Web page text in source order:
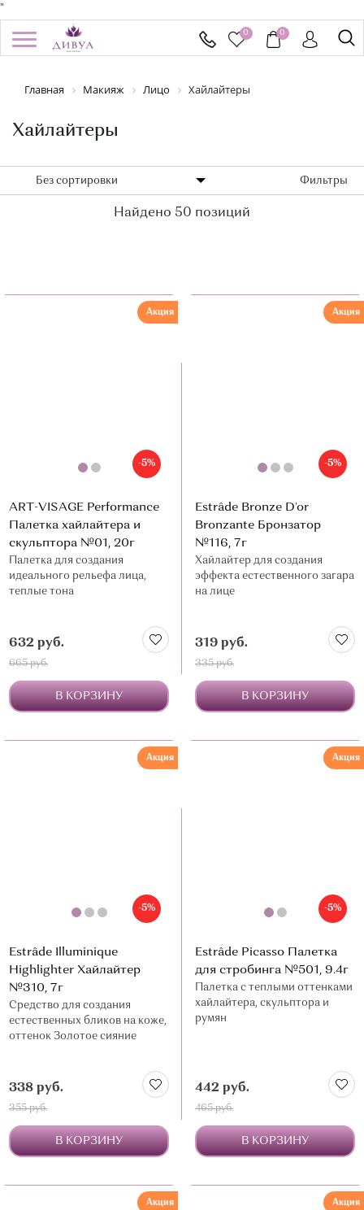
"
0 0
КАТАЛОГ
БРЕНДЫ
ПОДАРОЧНЫЕ СЕРТИФИКАТЫ
Здравствуйте! Что вы ищете?
Главная Макияж Лицо Хайлайтеры
Хайлайтеры
Фильтры
Без сортировки
Найдено 50 позиций
-5%
Акция
ART-VISAGE Performance
Палетка хайлайтера и
скульптора №01, 20г
Палетка для создания
идеального рельефа лица,
теплые тона
632 руб.
665 руб.
В КОРЗИНУ
-5%
Акция
Estrâde Bronze D'or
Bronzante Бронзатор
№116, 7г
Хайлайтер для создания
эффекта естественного загара
на лице
319 руб.
335 руб.
В КОРЗИНУ
-5%
Акция
Estrâde Illuminique
Highlighter Хайлайтер
№310, 7г
Средство для создания
естественных бликов на коже,
оттенок Золотое сияние
338 руб.
355 руб.
В КОРЗИНУ
-5%
Акция
Estrâde Picasso Палетка
для стробинга №501, 9.4г
Палетка с теплыми оттенками
хайлайтера, скульптора и
румян
442 руб.
465 руб.
В КОРЗИНУ
Акция Акция